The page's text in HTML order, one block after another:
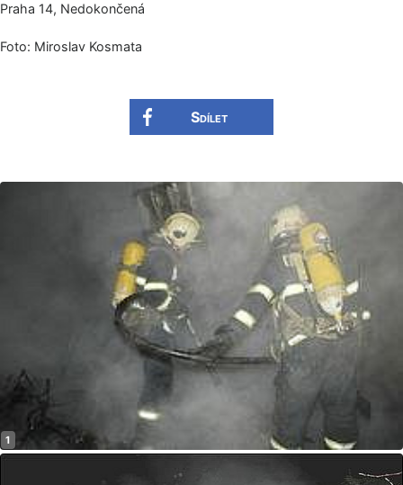
Praha 14, Nedokončená
Foto: Miroslav Kosmata
Sdílet